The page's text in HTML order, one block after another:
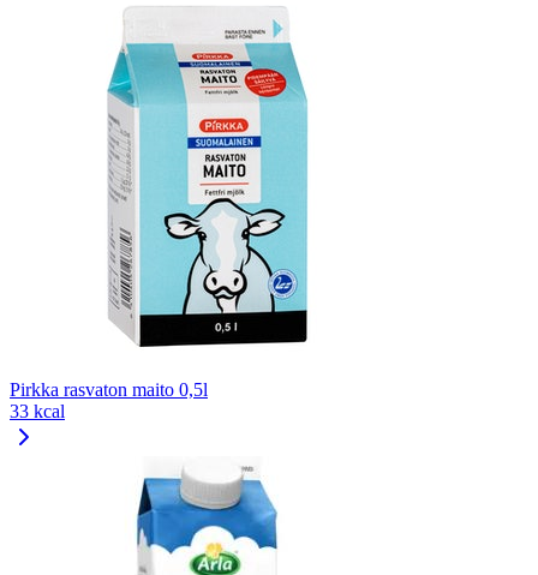
Pirkka rasvaton maito 0,5l
33 kcal